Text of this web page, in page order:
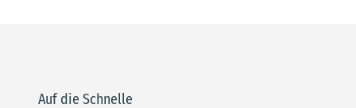
Auf die Schnelle